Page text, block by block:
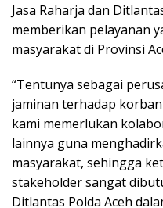
Jasa Raharja dan
memberikan pelayanan
masyarakat di Provinsi
“Tentunya sebagai
jaminan terhadap
kami memerlukan
lainnya guna
masyarakat, sehingga
stakeholder sangat
Ditlantas Polda Aceh